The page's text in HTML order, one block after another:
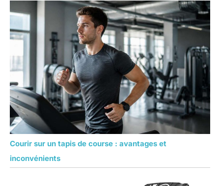
Courir sur un tapis de course : avantages et
inconvénients